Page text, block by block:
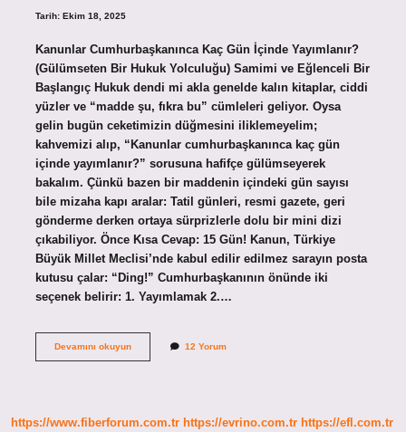
Tarih: Ekim 18, 2025
Kanunlar Cumhurbaşkanınca Kaç Gün İçinde Yayımlanır?
(Gülümseten Bir Hukuk Yolculuğu) Samimi ve Eğlenceli Bir
Başlangıç Hukuk dendi mi akla genelde kalın kitaplar, ciddi
yüzler ve “madde şu, fıkra bu” cümleleri geliyor. Oysa
gelin bugün ceketimizin düğmesini iliklemeyelim;
kahvemizi alıp, “Kanunlar cumhurbaşkanınca kaç gün
içinde yayımlanır?” sorusuna hafifçe gülümseyerek
bakalım. Çünkü bazen bir maddenin içindeki gün sayısı
bile mizaha kapı aralar: Tatil günleri, resmi gazete, geri
gönderme derken ortaya sürprizlerle dolu bir mini dizi
çıkabiliyor. Önce Kısa Cevap: 15 Gün! Kanun, Türkiye
Büyük Millet Meclisi’nde kabul edilir edilmez sarayın posta
kutusu çalar: “Ding!” Cumhurbaşkanının önünde iki
seçenek belirir: 1. Yayımlamak 2.…
Devamını okuyunKanunlar
?
12 Yorum
https://www.fiberforum.com.tr https://evrino.com.tr https://efl.com.tr